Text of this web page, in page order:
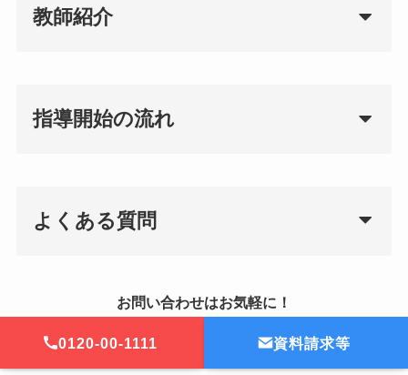
教師紹介
指導開始の流れ
よくある質問
お問い合わせはお気軽に！
0120-00-1111 資料請求等